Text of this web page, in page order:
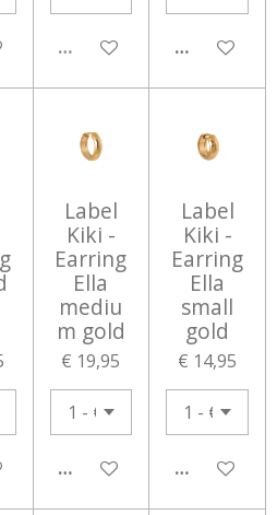
UITVERKOCHTIN
Label
Kiki -
Earring
Ella
mediu
m gold
€ 19,95
IN WINKELWAGEN
Label
Kiki -
Earring
Ella
small
gold
€ 14,95
IN